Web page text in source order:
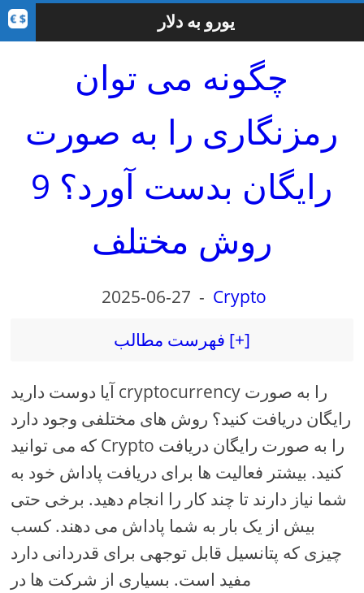
یورو به دلار
چگونه می توان
رمزنگاری را به صورت
رایگان بدست آورد؟ 9
روش مختلف
2025-06-27 - Crypto
فهرست مطالب [+]
آیا دوست دارید cryptocurrency را به صورت
رایگان دریافت کنید؟ روش های مختلفی وجود دارد
که می توانید Crypto را به صورت رایگان دریافت
کنید. بیشتر فعالیت ها برای دریافت پاداش خود به
شما نیاز دارند تا چند کار را انجام دهید. برخی حتی
بیش از یک بار به شما پاداش می دهند. کسب
چیزی که پتانسیل قابل توجهی برای قدردانی دارد
مفید است. بسیاری از شرکت ها در